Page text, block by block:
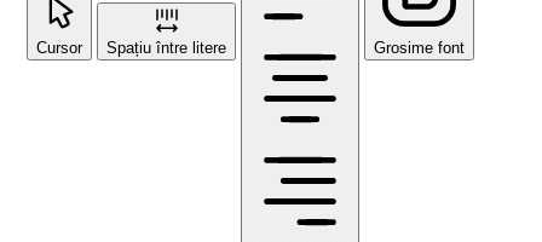
Cursor Spațiu între litere Grosime font